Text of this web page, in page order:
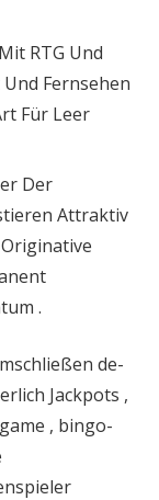
RTG Und
Fernsehen
Für Leer
Der
Attraktiv
.
de-
Jackpots ,
, bingo-